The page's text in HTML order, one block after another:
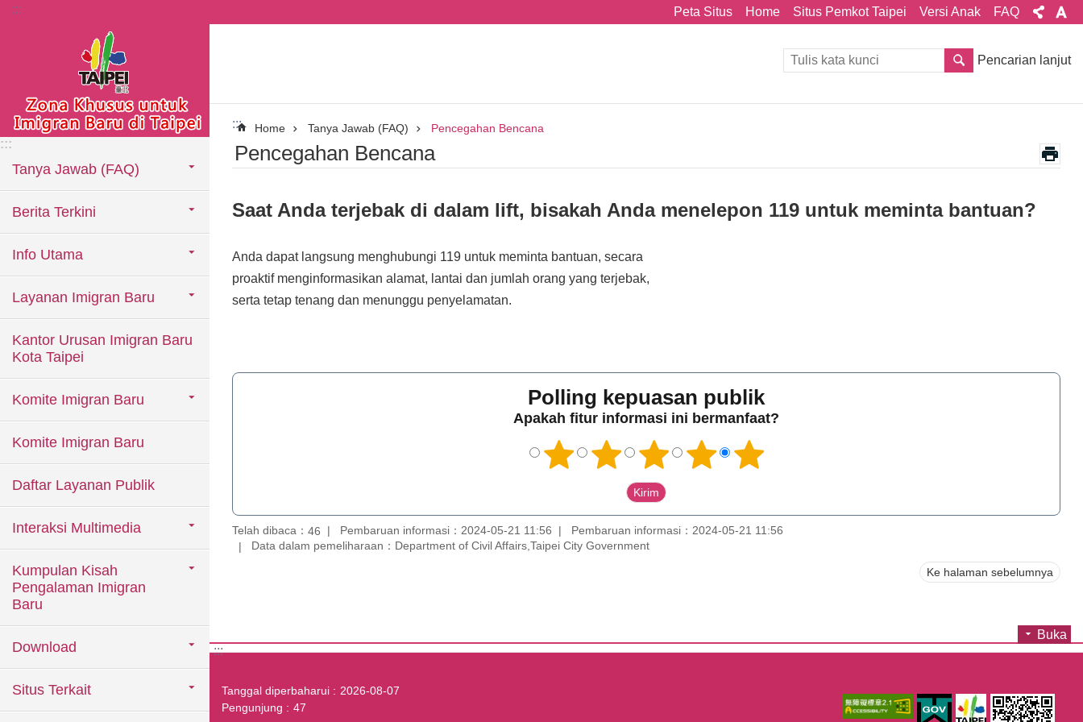
Lompat ke blok konten utama
::: Peta Situs Home Situs Pemkot Taipei Versi Anak FAQ
:::
Tanya Jawab (FAQ)
Berita Terkini
Info Utama
Layanan Imigran Baru
Kantor Urusan Imigran Baru
Kota Taipei
Komite Imigran Baru
Komite Imigran Baru
Daftar Layanan Publik
Interaksi Multimedia
Kumpulan Kisah
Pengalaman Imigran
Baru
Download
Situs Terkait
Pencarian lanjut
::: Home Tanya Jawab (FAQ) Pencegahan Bencana
Pencegahan Bencana
Saat Anda terjebak di dalam lift, bisakah Anda menelepon 119 untuk meminta bantuan?
Anda dapat langsung menghubungi 119 untuk meminta bantuan, secara
proaktif menginformasikan alamat, lantai dan jumlah orang yang terjebak,
serta tetap tenang dan menunggu penyelamatan.
Polling kepuasan publik
Apakah fitur informasi ini bermanfaat?
Telah dibaca： 46 Pembaruan informasi：2024-05-21 11:56
Pembaruan informasi：2024-05-21 11:56
Data dalam pemeliharaan：Department of Civil Affairs,Taipei City Government
Ke halaman sebelumnya
Buka
:::
Tanggal diperbaharui
2026-08-07
Pengunjung
47